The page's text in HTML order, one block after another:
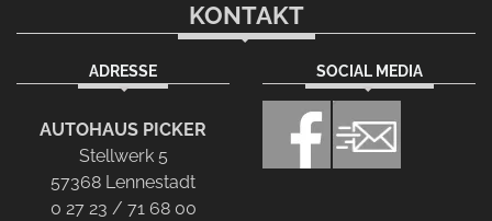
KONTAKT
ADRESSE
AUTOHAUS PICKER
Stellwerk 5
57368 Lennestadt
0 27 23 / 71 68 00
SOCIAL MEDIA